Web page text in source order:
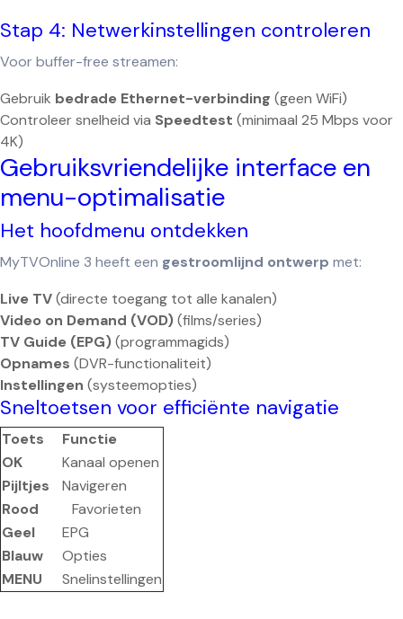
Stap 4: Netwerkinstellingen controleren
Voor buffer-free streamen:
Gebruik bedrade Ethernet-verbinding (geen WiFi)
Controleer snelheid via Speedtest (minimaal 25 Mbps voor
4K)
Gebruiksvriendelijke interface en
menu-optimalisatie
Het hoofdmenu ontdekken
MyTVOnline 3 heeft een gestroomlijnd ontwerp met:
Live TV(directe toegang tot alle kanalen)
Video on Demand (VOD)(films/series)
TV Guide (EPG)(programmagids)
Opnames (DVR-functionaliteit)
Instellingen (systeemopties)
Sneltoetsen voor efficiënte navigatie
Toets
Functie
OK
Kanaal openen
Pijltjes
Navigeren
Rood
Favorieten
Geel
EPG
Blauw
Opties
MENU
Snelinstellingen